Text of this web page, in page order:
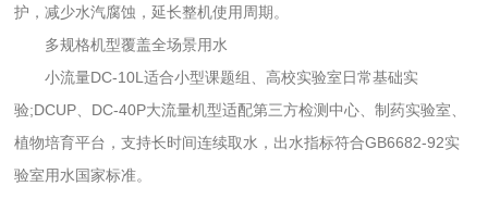
护，减少水汽腐蚀，延长整机使用周期。
多规格机型覆盖全场景用水
小流量DC-10L适合小型课题组、高校实验室日常基础实
验;DCUP、DC-40P大流量机型适配第三方检测中心、制药实验室、
植物培育平台，支持长时间连续取水，出水指标符合GB6682-92实
验室用水国家标准。